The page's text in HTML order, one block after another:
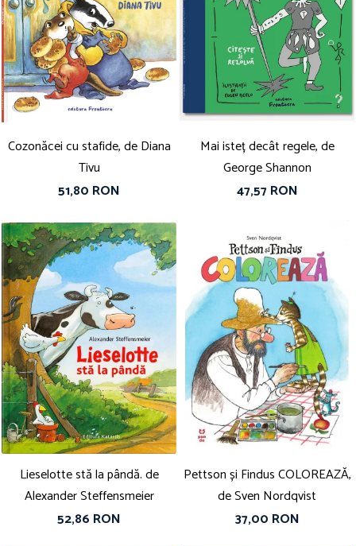
Cozonăcei cu stafide, de Diana
Tivu
51,80 RON
Mai isteț decât regele, de
George Shannon
47,57 RON
Lieselotte stă la pândă. de
Alexander Steffensmeier
52,86 RON
Pettson și Findus COLOREAZĂ,
de Sven Nordqvist
37,00 RON